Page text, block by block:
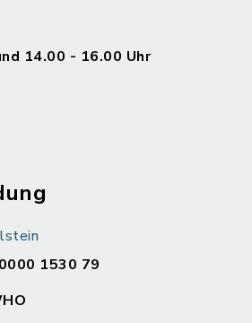
14.00 - 16.00 Uhr
1530 79